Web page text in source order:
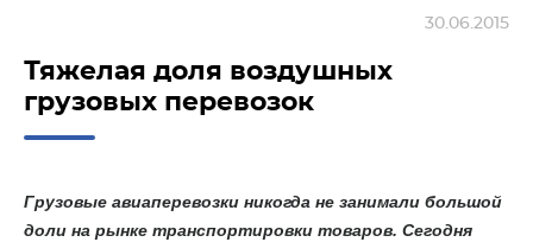
Тяжелая доля воздушных
грузовых перевозок
30.06.2015
Грузовые авиаперевозки никогда не занимали большой
доли на рынке транспортировки товаров. Сегодня